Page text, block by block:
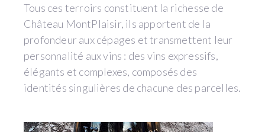
Tous ces terroirs constituent la richesse de
Château MontPlaisir, ils apportent de la
profondeur aux cépages et transmettent leur
personnalité aux vins : des vins expressifs,
élégants et complexes, composés des
identités singulières de chacune des parcelles.